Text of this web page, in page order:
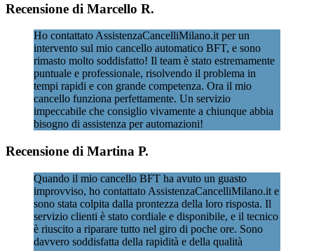
Recensione di Marcello R.
Ho contattato AssistenzaCancelliMilano.it per un
intervento sul mio cancello automatico BFT, e sono
rimasto molto soddisfatto! Il team è stato estremamente
puntuale e professionale, risolvendo il problema in
tempi rapidi e con grande competenza. Ora il mio
cancello funziona perfettamente. Un servizio
impeccabile che consiglio vivamente a chiunque abbia
bisogno di assistenza per automazioni!
Recensione di Martina P.
Quando il mio cancello BFT ha avuto un guasto
improvviso, ho contattato AssistenzaCancelliMilano.it e
sono stata colpita dalla prontezza della loro risposta. Il
servizio clienti è stato cordiale e disponibile, e il tecnico
è riuscito a riparare tutto nel giro di poche ore. Sono
davvero soddisfatta della rapidità e della qualità